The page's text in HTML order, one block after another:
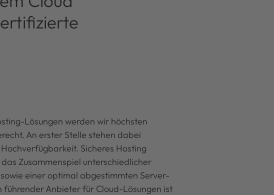
Lösungen werden wir höchsten
An erster Stelle stehen dabei
Sicheres Hosting
Zusammenspiel unterschiedlicher
einer optimal abgestimmten Server-
führender Anbieter für Cloud-Lösungen ist